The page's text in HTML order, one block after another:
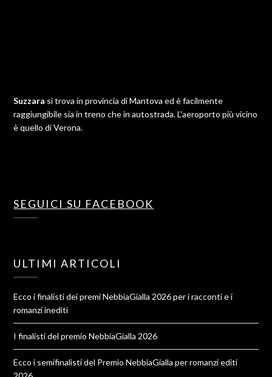
Suzzara si trova in provincia di Mantova ed è facilmente
raggiungibile sia in treno che in autostrada. L'aeroporto più vicino
è quello di Verona.
SEGUICI SU FACEBOOK
ULTIMI ARTICOLI
Ecco i finalisti dei premi NebbiaGialla 2026 per i racconti e i
romanzi inediti
I finalisti del premio NebbiaGialla 2026
Ecco i semifinalisti del Premio NebbiaGialla per romanzi editi